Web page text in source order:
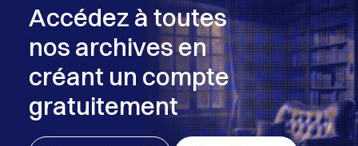
Accédez à toutes
nos archives en
créant un compte
gratuitement